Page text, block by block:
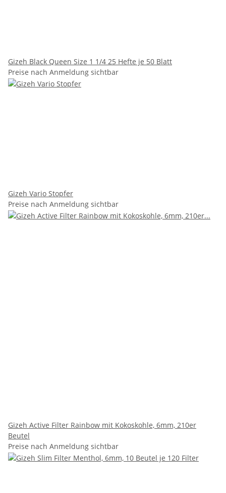
Gizeh Black Queen Size 1 1/4 25 Hefte je 50 Blatt
Preise nach Anmeldung sichtbar
Gizeh Vario Stopfer
Preise nach Anmeldung sichtbar
Gizeh Active Filter Rainbow mit Kokoskohle, 6mm, 210er
Beutel
Preise nach Anmeldung sichtbar